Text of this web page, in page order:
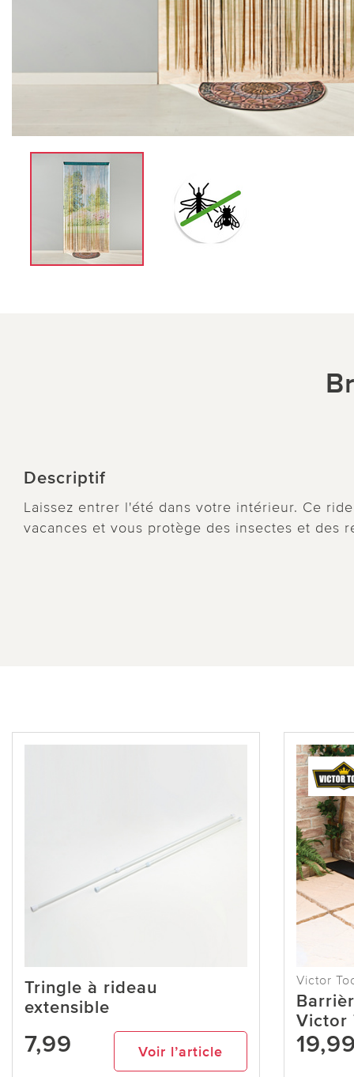
Descriptif
Laissez entrer l'été dans votre intérieur. Ce
vacances et vous protège des insectes et des
Tringle à rideau
extensible
7,99 Voir l’article
Victor
Victor